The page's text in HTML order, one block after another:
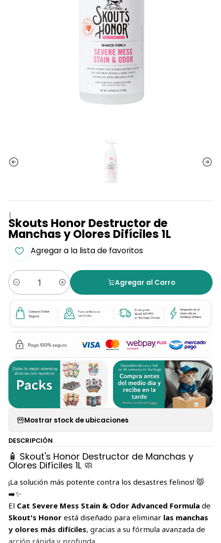
|
Skouts Honor Destructor de
Manchas y Olores Difíciles 1L
Agregar a la lista de favoritos
Cantidad
Agregar al Carro
Mostrar stock de ubicaciones
DESCRIPCIÓN
🧴 Skout's Honor Destructor de Manchas y
Olores Difíciles 1L 🧼
¡La solución más potente contra los desastres felinos! 😾
➡️✨
El Cat Severe Mess Stain & Odor Advanced Formulade
Skout's Honorestá diseñado para eliminar las manchas
y olores más difíciles, gracias a su fórmula avanzada de
acción rápida y profunda.